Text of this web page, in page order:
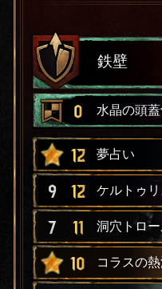
鉄壁
0 水晶の頭
12 夢占い
9 12 ケルトゥリ
7 11 洞穴トロ
10 コラスの